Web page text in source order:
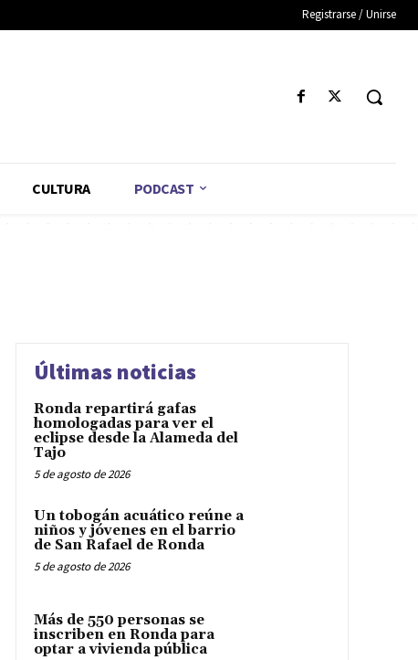
Registrarse / Unirse
CULTURA PODCAST
Últimas noticias
Ronda repartirá gafas
homologadas para ver el
eclipse desde la Alameda del
Tajo
5 de agosto de 2026
Un tobogán acuático reúne a
niños y jóvenes en el barrio
de San Rafael de Ronda
5 de agosto de 2026
Más de 550 personas se
inscriben en Ronda para
optar a vivienda pública